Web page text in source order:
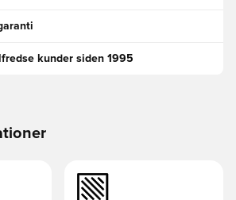
kunder siden 1995